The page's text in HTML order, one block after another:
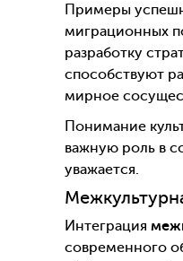
Примеры
миграционных
разработку
способствуют
мирное
Понимание
важную роль в
уважается.
Интеграция
современного